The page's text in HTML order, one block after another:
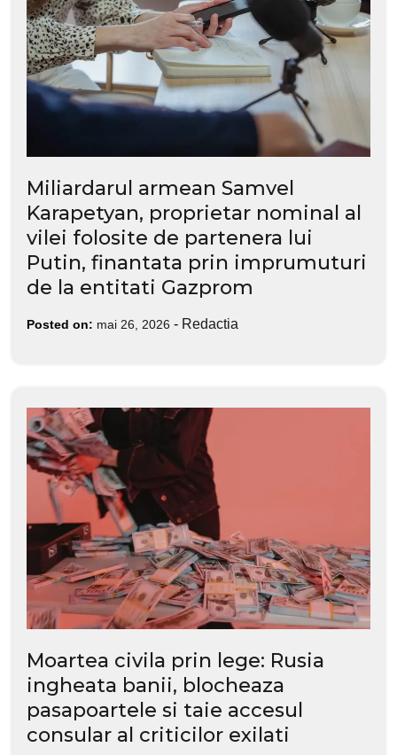
Miliardarul armean Samvel
Karapetyan, proprietar nominal al
vilei folosite de partenera lui
Putin, finantata prin imprumuturi
de la entitati Gazprom
Posted on: mai 26, 2026 - Redactia
Moartea civila prin lege: Rusia
ingheata banii, blocheaza
pasapoartele si taie accesul
consular al criticilor exilati